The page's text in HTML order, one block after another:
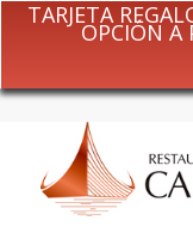
TARJETA
OPCIÓN A